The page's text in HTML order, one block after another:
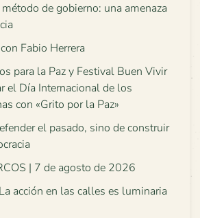
de gobierno: una amenaza
Fabio Herrera
para la Paz y Festival Buen Vivir
el Día Internacional de los
con «Grito por la Paz»
el pasado, sino de construir
| 7 de agosto de 2026
acción en las calles es luminaria